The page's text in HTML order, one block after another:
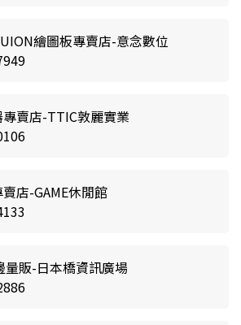
繪圖板專賣店-意念數位
賣店-TTIC敦麗實業
店-GAME休閒館
量販-日本橋資訊廣場